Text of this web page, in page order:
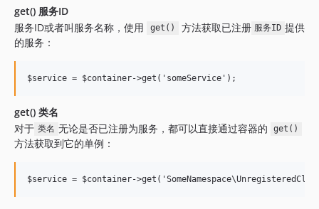
get() 服务ID
服务ID或者叫服务名称，使用
get() 方法获取已注册 服务ID 提供
的服务：
get() 类名
对于 类名 无论是否已注册为服务，都可以直接通过容器的 get()
方法获取到它的单例：